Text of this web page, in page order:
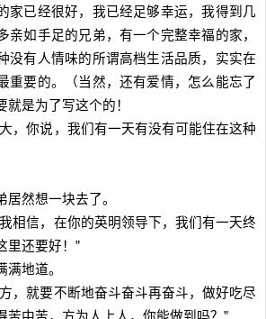
家已经很好，我已经足够幸运，我得到几
亲如手足的兄弟，有一个完整幸福的家，
没有人情味的所谓高档生活品质，实实在
重要的。（当然，还有爱情，怎么能忘了
是为了写这个的！
，你说，我们有一天有没有可能住在这种
然想一块去了。
相信，在你的英明领导下，我们有一天终
里还要好！”
地道。
，就要不断地奋斗奋斗再奋斗，做好吃尽